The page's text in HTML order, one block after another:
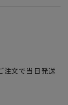
注文で当日発送